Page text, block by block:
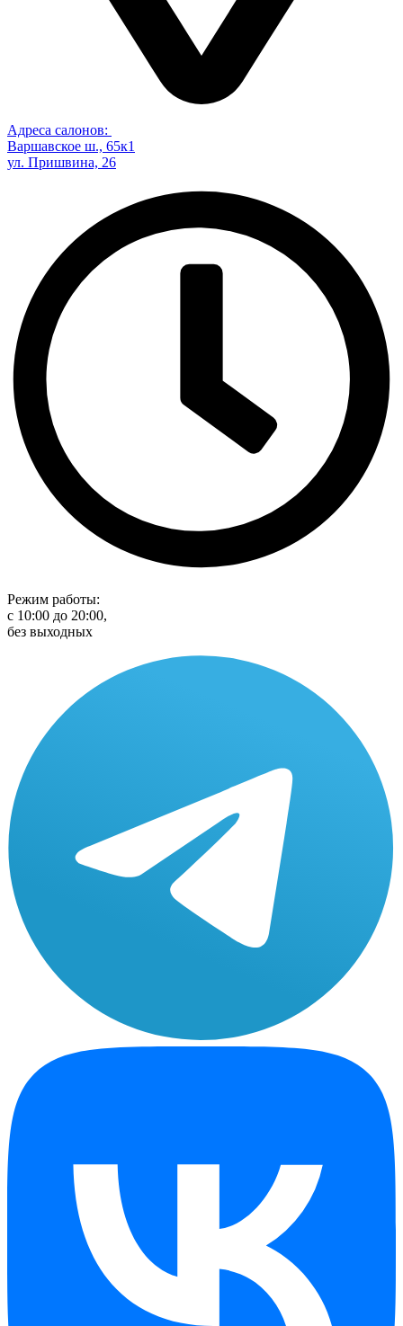
Адреса салонов:
Варшавское ш., 65к1
ул. Пришвина, 26
Режим работы:
с 10:00 до 20:00,
без выходных